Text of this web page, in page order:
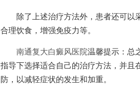
除了上述治疗方法外，患者还可以采
合理饮食，增强免疫力等。
南通复大白癜风医院温馨提示：总
指导下选择适合自己的治疗方法，并且
防，以减轻症状的发生和加重。